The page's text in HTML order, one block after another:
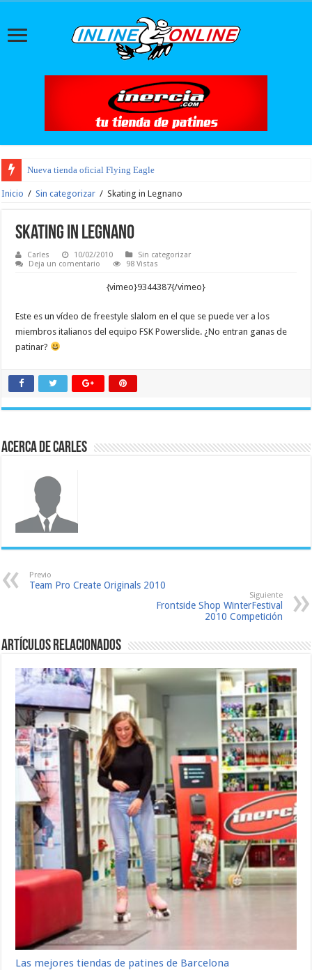
Nueva tienda oficial Flying Eagle
Inicio / Sin categorizar / Skating in Legnano
Skating in Legnano
Carles 10/02/2010
Sin categorizar
Deja un comentario
98 Vistas
{vimeo}9344387{/vimeo}
Este es un vídeo de freestyle slalom en el que se puede ver a los
miembros italianos del equipo FSK Powerslide. ¿No entran ganas de
patinar?
Acerca de Carles
Previo
Team Pro Create Originals 2010
Siguiente
Frontside Shop WinterFestival
2010 Competición
Artículos relacionados
Las mejores tiendas de patines de Barcelona